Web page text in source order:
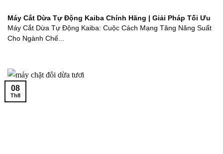
Máy Cắt Dừa Tự Động Kaiba Chính Hãng | Giải Pháp Tối Ưu
Máy Cắt Dừa Tự Động Kaiba: Cuộc Cách Mạng Tăng Năng Suất
Cho Ngành Chế...
08
Th8